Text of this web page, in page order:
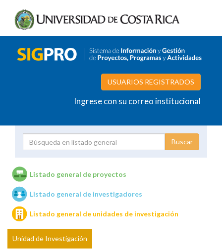
USUARIOS REGISTRADOS
Ingrese con su correo institucional
Unidades de investigación
Listado general de proyectos
Listado general de investigadores
Listado general de unidades de investigación
Unidad de Investigación